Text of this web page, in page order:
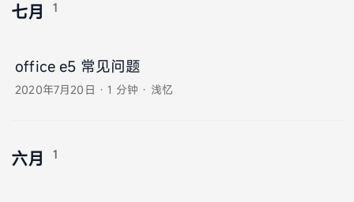
七月 1
office e5 常见问题
2020年7月20日 ·1 分钟 · 浅忆
六月 1